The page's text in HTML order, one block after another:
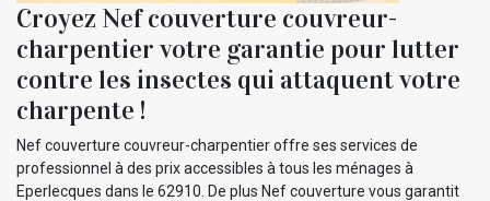
Croyez Nef couverture couvreur-
charpentier votre garantie pour lutter
contre les insectes qui attaquent votre
charpente !
Nef couverture couvreur-charpentier offre ses services de
professionnel à des prix accessibles à tous les ménages à
Eperlecques dans le 62910. De plus Nef couverture vous garantit